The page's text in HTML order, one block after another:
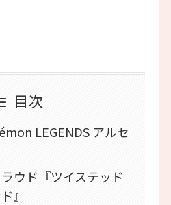
目次
LEGENDS アルセ
ウド『ツイステッド
』